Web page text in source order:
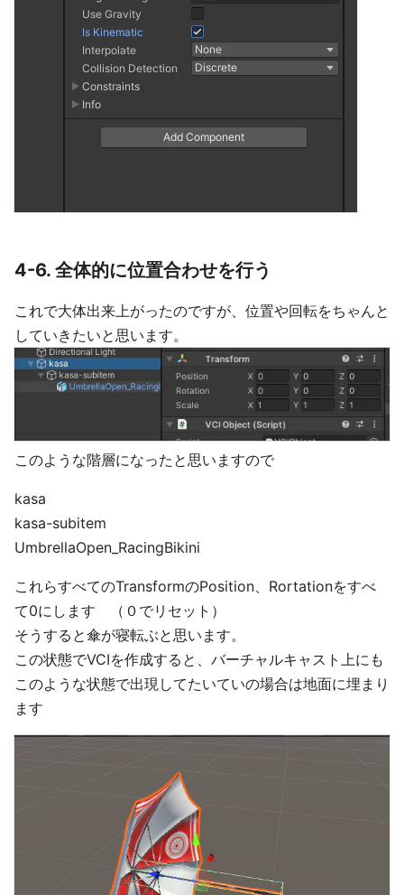
4-6. 全体的に位置合わせを行う
これで大体出来上がったのですが、位置や回転をちゃんと
していきたいと思います。
このような階層になったと思いますので
kasa
kasa-subitem
UmbrellaOpen_RacingBikini
これらすべてのTransformのPosition、Rortationをすべ
て0にします （０でリセット）
そうすると傘が寝転ぶと思います。
この状態でVCIを作成すると、バーチャルキャスト上にも
このような状態で出現してたいていの場合は地面に埋まり
ます